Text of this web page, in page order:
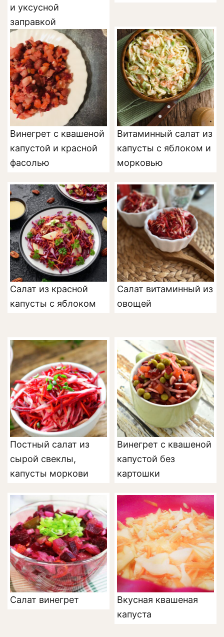
и уксусной
заправкой
Винегрет с квашеной
капустой и красной
фасолью
Витаминный салат из
капусты с яблоком и
морковью
Салат из красной
капусты с яблоком
Салат витаминный из
овощей
Постный салат из
сырой свеклы,
капусты моркови
Винегрет с квашеной
капустой без
картошки
Салат винегрет
Вкусная квашеная
капуста